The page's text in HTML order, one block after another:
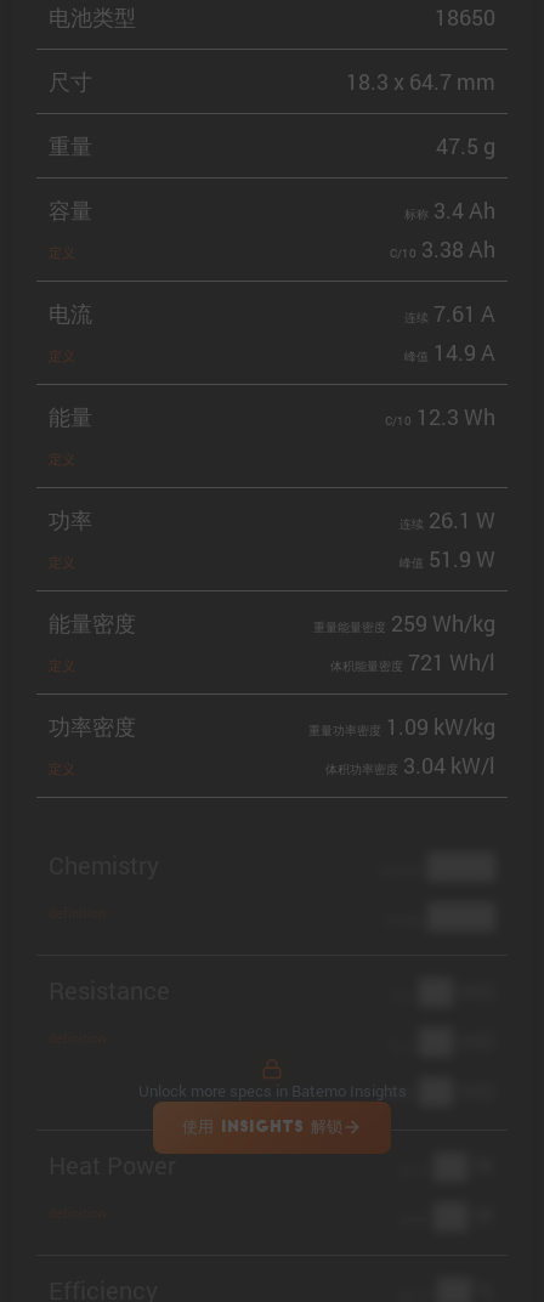
电池类型 18650
尺寸 18.3 x 64.7 mm
重量 47.5 g
容量
定义
标称 3.4 Ah
C/10 3.38 Ah
电流
定义
连续 7.61 A
峰值 14.9 A
能量
定义
C/10 12.3 Wh
功率
定义
连续 26.1 W
峰值 51.9 W
能量密度
定义
重量能量密度 259 Wh/kg
体积能量密度 721 Wh/l
功率密度
定义
重量功率密度 1.09 kW/kg
体积功率密度 3.04 kW/l
DCIR
Heat Power
Unlock more specs in Batemo Insights
使用 INSIGHTS 解锁